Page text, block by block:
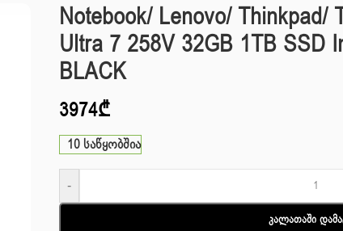
Notebook/ Lenovo/ Thinkpad/
Ultra 7 258V 32GB 1TB SSD
BLACK
3974₾
10 საწყობშია
-
Კალათაში